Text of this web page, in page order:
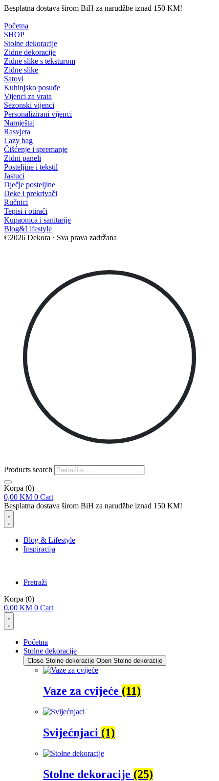
Besplatna dostava širom BiH za narudžbe iznad 150 KM!
Početna
SHOP
Stolne dekoracije
Zidne dekoracije
Zidne slike s teksturom
Zidne slike
Satovi
Kuhinjsko posuđe
Vijenci za vrata
Sezonski vijenci
Personalizirani vijenci
Namještaj
Rasvjeta
Lazy bag
Čišćenje i spremanje
Zidni paneli
Posteljine i tekstil
Jastuci
Dječje posteljine
Deke i prekrivači
Ručnici
Tepisi i otirači
Kupaonica i sanitarije
Blog&Lifestyle
©2026 Dekora · Sva prava zadržana
Products search
Korpa (0)
0,00 KM 0 Cart
Besplatna dostava širom BiH za narudžbe iznad 150 KM!
Blog & Lifestyle
Inspiracija
Pretraži
Korpa (0)
0,00 KM 0 Cart
Početna
Stolne dekoracije
Close Stolne dekoracije Open Stolne dekoracije
Vaze za cvijeće (11)
Svijećnjaci (1)
Stolne dekoracije (25)